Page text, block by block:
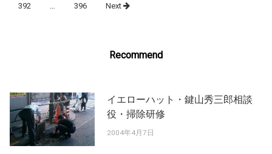
392 396 Next
Recommend
イエローハット・鍵山秀三郎相談
役・掃除研修
2004年4月7日